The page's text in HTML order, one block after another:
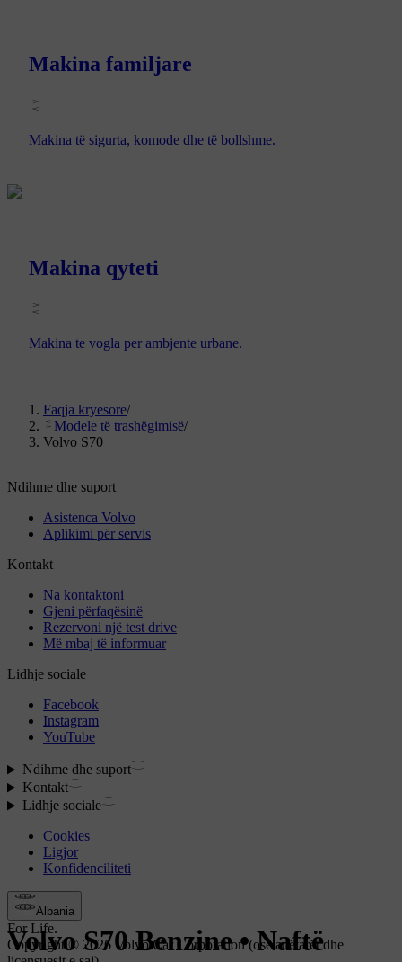
Volvo S70 Benzine • Naftë
Makina familjare
Makina të sigurta, komode dhe të bollshme.
Makina qyteti
Makina te vogla per ambjente urbane.
Faqja kryesore/
Modele të trashëgimisë/
Volvo S70